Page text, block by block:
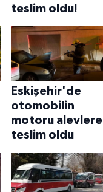
teslim oldu!
Eskişehir'de
otomobilin
motoru alevlere
teslim oldu